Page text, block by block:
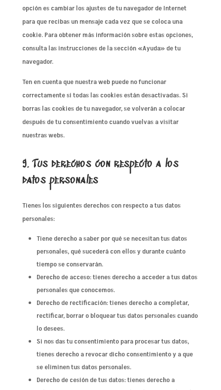
opción es cambiar los ajustes de tu navegador de Internet
para que recibas un mensaje cada vez que se coloca una
cookie. Para obtener más información sobre estas opciones,
consulta las instrucciones de la sección «Ayuda» de tu
navegador.
Ten en cuenta que nuestra web puede no funcionar
correctamente si todas las cookies están desactivadas. Si
borras las cookies de tu navegador, se volverán a colocar
después de tu consentimiento cuando vuelvas a visitar
nuestras webs.
9. Tus derechos con respecto a los
datos personales
Tienes los siguientes derechos con respecto a tus datos
personales:
Tiene derecho a saber por qué se necesitan tus datos
personales, qué sucederá con ellos y durante cuánto
tiempo se conservarán.
Derecho de acceso: tienes derecho a acceder a tus datos
personales que conocemos.
Derecho de rectificación: tienes derecho a completar,
rectificar, borrar o bloquear tus datos personales cuando
lo desees.
Si nos das tu consentimiento para procesar tus datos,
tienes derecho a revocar dicho consentimiento y a que
se eliminen tus datos personales.
Derecho de cesión de tus datos: tienes derecho a